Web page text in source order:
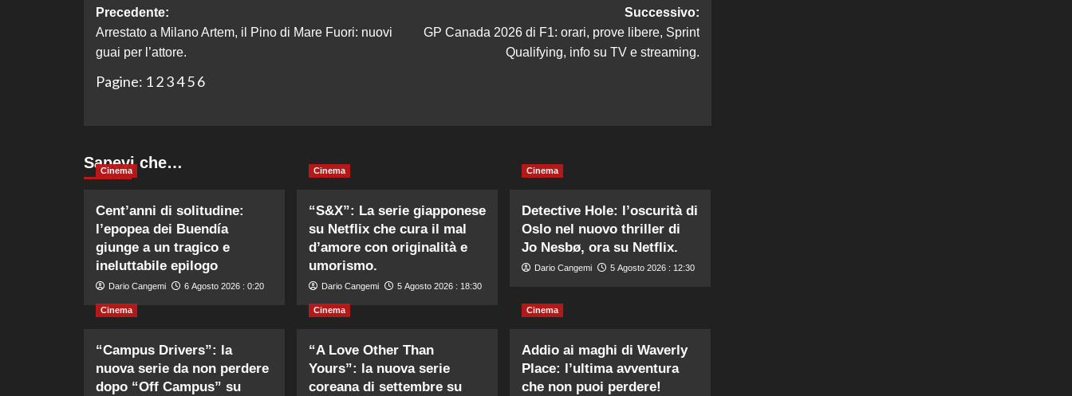
Navigazione
articolo
Precedente:
Arrestato a Milano Artem, il Pino di Mare Fuori: nuovi
guai per l’attore.
Successivo:
GP Canada 2026 di F1: orari, prove libere, Sprint
Qualifying, info su TV e streaming.
Pagine: 1 2 34 5 6
Sapevi che…
Cinema
Cent’anni di solitudine:
l’epopea dei Buendía
giunge a un tragico e
ineluttabile epilogo
Dario Cangemi 6 Agosto 2026 : 0:20
Cinema
“S&X”: La serie giapponese
su Netflix che cura il mal
d’amore con originalità e
umorismo.
Dario Cangemi 5 Agosto 2026 : 18:30
Cinema
Detective Hole: l’oscurità di
Oslo nel nuovo thriller di
Jo Nesbø, ora su Netflix.
Dario Cangemi 5 Agosto 2026 : 12:30
Cinema
“Campus Drivers”: la
nuova serie da non perdere
dopo “Off Campus” su
Cinema
“A Love Other Than
Yours”: la nuova serie
coreana di settembre su
Cinema
Addio ai maghi di Waverly
Place: l’ultima avventura
che non puoi perdere!